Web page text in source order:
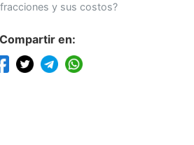
y sus costos?
Compartir en: